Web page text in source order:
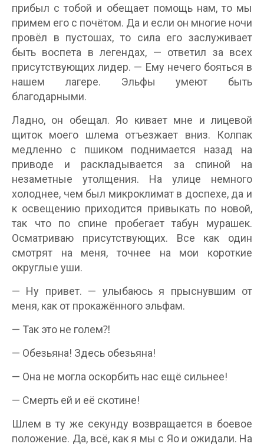
прибыл с тобой и обещает помощь нам, то мы
примем его с почётом. Да и если он многие ночи
провёл в пустошах, то сила его заслуживает
быть воспета в легендах, — ответил за всех
присутствующих лидер. — Ему нечего бояться в
нашем лагере. Эльфы умеют быть
благодарными.
Ладно, он обещал. Яо кивает мне и лицевой
щиток моего шлема отъезжает вниз. Колпак
медленно с пшиком поднимается назад на
приводе и раскладывается за спиной на
незаметные утолщения. На улице немного
холоднее, чем был микроклимат в доспехе, да и
к освещению приходится привыкать по новой,
так что по спине пробегает табун мурашек.
Осматриваю присутствующих. Все как один
смотрят на меня, точнее на мои короткие
округлые уши.
— Ну привет. — улыбаюсь я прыснувшим от
меня, как от прокажённого эльфам.
— Так это не голем⁈
— Обезьяна! Здесь обезьяна!
— Она не могла оскорбить нас ещё сильнее!
— Смерть ей и её скотине!
Шлем в ту же секунду возвращается в боевое
положение. Да, всё, как я мы с Яо и ожидали. На